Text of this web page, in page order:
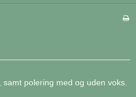
polering med og uden voks.